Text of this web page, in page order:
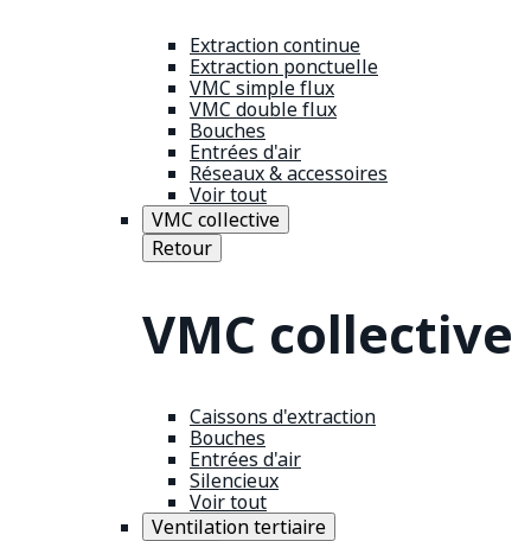
Extraction continue
Extraction ponctuelle
VMC simple flux
VMC double flux
Bouches
Entrées d'air
Réseaux & accessoires
Voir tout
VMC collective
Retour
VMC collective
Caissons d'extraction
Bouches
Entrées d'air
Silencieux
Voir tout
Ventilation tertiaire